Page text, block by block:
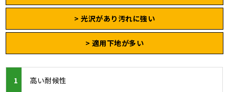
> 光沢があり汚れに強い
> 適用下地が多い
1 高い耐候性